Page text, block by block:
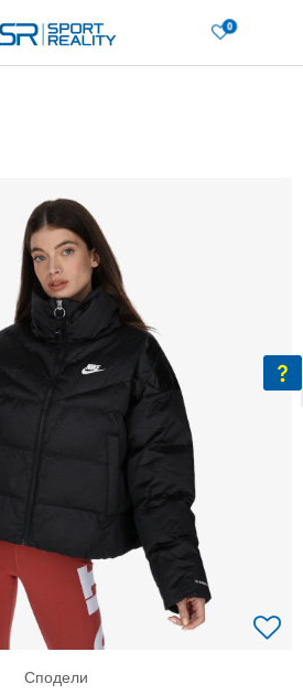
0
ДОЗНАЈ ПОВЕЌЕ
Ценовник
ДОЗНАЈ ПОВЕЌЕ
Сподели